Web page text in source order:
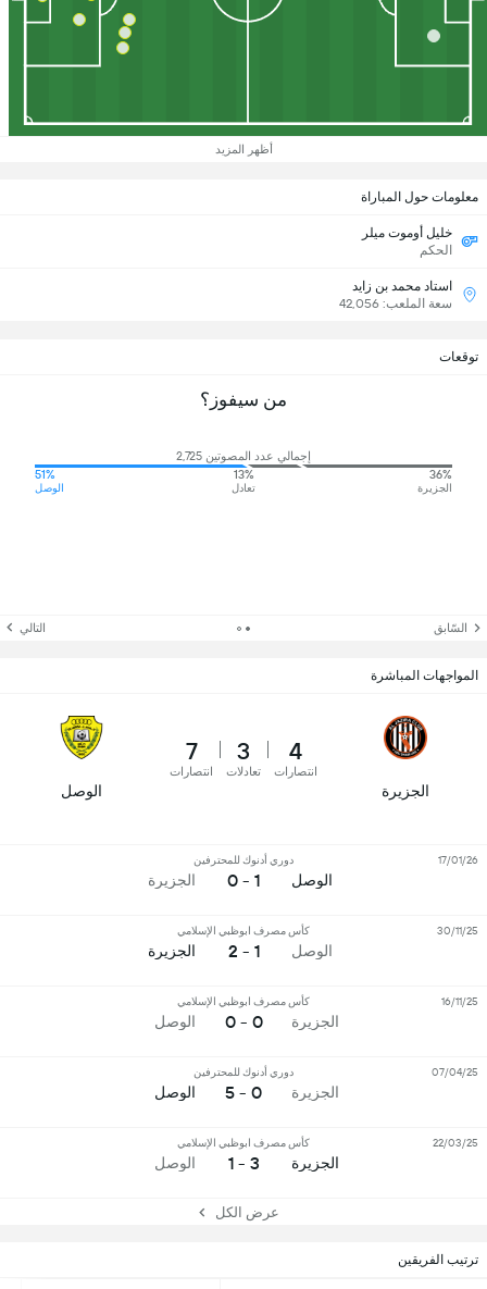
أظهر المزيد
ترتيب الفريقين
معلومات حول المباراة
خليل أوموت ميلر
الحكم
استاد محمد بن زايد
سعة الملعب: 42,056
توقعات
من سيفوز؟
إجمالي عدد المصوتين 2,725
36%
الجزيرة
13%
تعادل
51%
الوصل
السّابق التالي
المواجهات المباشرة
الجزيرة
4
انتصارات
3
تعادلات
7
انتصارات
الوصل
الوصل
دوري أدنوك للمحترفين
1 - 0 الجزيرة
17/01/26
الوصل
كأس مصرف ابوظبي الإسلامي
1 - 2 الجزيرة
30/11/25
الجزيرة
كأس مصرف ابوظبي الإسلامي
0 - 0 الوصل
16/11/25
الجزيرة
دوري أدنوك للمحترفين
0 - 5 الوصل
07/04/25
الجزيرة
كأس مصرف ابوظبي الإسلامي
3 - 1 الوصل
22/03/25
عرض الكل